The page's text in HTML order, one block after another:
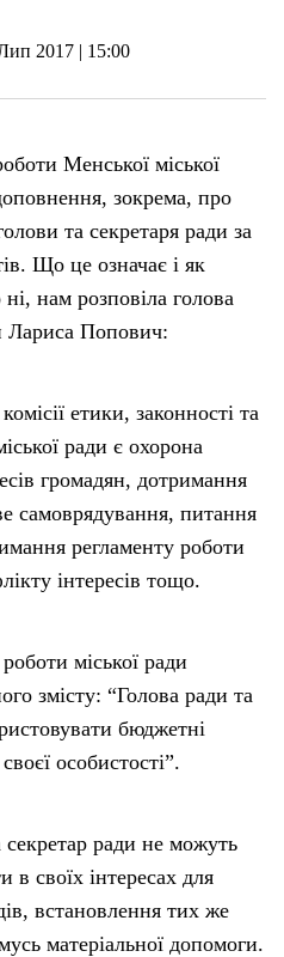
2017 | 15:00
Менської міської
зокрема, про
та секретаря ради за
Що це означає і як
нам розповіла голова
Лариса Попович:
етики, законності та
ради є охорона
громадян, дотримання
самоврядування, питання
регламенту роботи
інтересів тощо.
міської ради
змісту: “Голова ради та
бюджетні
особистості”.
ради не можуть
в своїх інтересах для
встановлення тих же
матеріальної допомоги.